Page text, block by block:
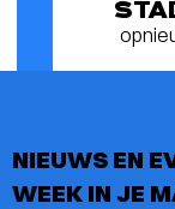
NIEUWS EN
WEEK IN JE